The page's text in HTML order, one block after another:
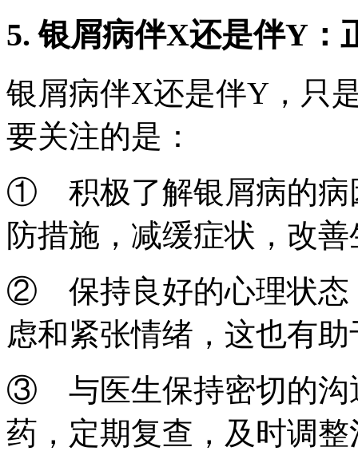
5. 银屑病伴X还是伴Y：
银屑病伴X还是伴Y，只
要关注的是：
① 积极了解银屑病的病
防措施，减缓症状，改
② 保持良好的心理状态
虑和紧张情绪，这也有
③ 与医生保持密切的沟
药，定期复查，及时调